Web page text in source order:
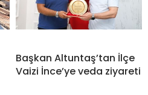
Başkan Altuntaş’tan İlçe
Vaizi İnce’ye veda ziyareti